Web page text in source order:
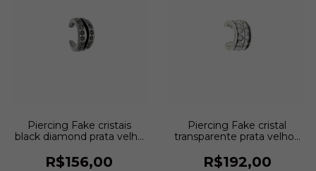
Piercing Fake cristais
black diamond prata velho
R$156,00
Piercing Fake cristal
transparente prata velho |
R$192,00